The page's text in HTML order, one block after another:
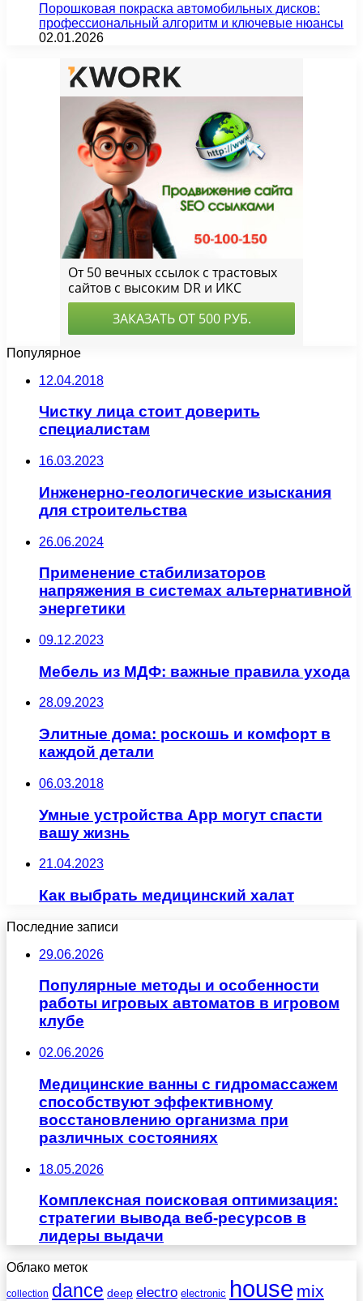
Порошковая покраска автомобильных дисков:
профессиональный алгоритм и ключевые нюансы
02.01.2026
Популярное
12.04.2018
Чистку лица стоит доверить
специалистам
16.03.2023
Инженерно-геологические изыскания
для строительства
26.06.2024
Применение стабилизаторов
напряжения в системах альтернативной
энергетики
09.12.2023
Мебель из МДФ: важные правила ухода
28.09.2023
Элитные дома: роскошь и комфорт в
каждой детали
06.03.2018
Умные устройства App могут спасти
вашу жизнь
21.04.2023
Как выбрать медицинский халат
Последние записи
29.06.2026
Популярные методы и особенности
работы игровых автоматов в игровом
клубе
02.06.2026
Медицинские ванны с гидромассажем
способствуют эффективному
восстановлению организма при
различных состояниях
18.05.2026
Комплексная поисковая оптимизация:
стратегии вывода веб-ресурсов в
лидеры выдачи
Облако меток
collection dance deep electro electronic house mix